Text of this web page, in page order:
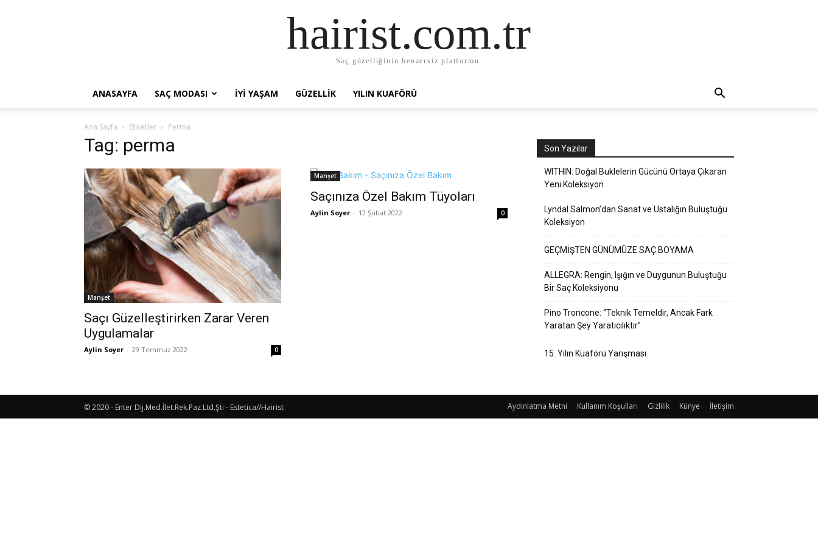
hairist.com.tr
Saç güzelliğinin benzersiz platformu.
ANASAYFA SAÇ MODASI İYI YAŞAM GÜZELLIK YILIN KUAFÖRÜ
Ana Sayfa Etiketler Perma
Tag: perma
Manşet
Saçı Güzelleştirirken Zarar Veren
Uygulamalar
Aylin Soyer - 29 Temmuz 2022 0
Manşet
Saçınıza Özel Bakım Tüyoları
Aylin Soyer - 12 Şubat 2022 0
Son Yazılar
WITHIN: Doğal Buklelerin Gücünü Ortaya Çıkaran
Yeni Koleksiyon
Lyndal Salmon’dan Sanat ve Ustalığın Buluştuğu
Koleksiyon
GEÇMİŞTEN GÜNÜMÜZE SAÇ BOYAMA
ALLEGRA: Rengin, Işığın ve Duygunun Buluştuğu
Bir Saç Koleksiyonu
Pino Troncone: “Teknik Temeldir, Ancak Fark
Yaratan Şey Yaratıcılıktır”
15. Yılın Kuaförü Yarışması
© 2020 - Enter Dij.Med.İlet.Rek.Paz.Ltd.Şti - Estetica//Hairist Aydınlatma Metni Kullanım Koşulları Gizlilik Künye İletişim